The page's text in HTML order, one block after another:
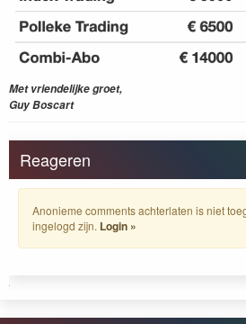
Met vriendelijke groet,
Guy Boscart
Reageren
Anonieme comments achterlaten is niet
ingelogd zijn. Login »